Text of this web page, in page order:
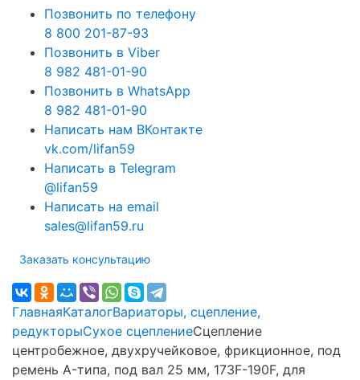
Позвонить по телефону
8 800 201-87-93
Позвонить в Viber
8 982 481-01-90
Позвонить в WhatsApp
8 982 481-01-90
Написать нам ВКонтакте
vk.com/lifan59
Написать в Telegram
@lifan59
Написать на email
sales@lifan59.ru
Заказать консультацию
ГлавнаяКаталогВариаторы, сцепление,
редукторыСухое сцеплениеСцепление
центробежное, двухручейковое, фрикционное, под
ремень A-типа, под вал 25 мм, 173F-190F, для